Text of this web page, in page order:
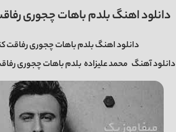
دانلود اهنگ بلدم باهات چجوری
دانلود اهنگ بلدم باهات چجوری رفاقت
دانلود آهنگ محمد علیزادهبلدم باهات چجوری